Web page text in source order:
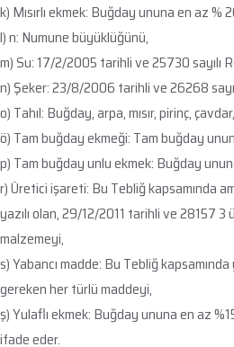
k) Mısırlı ekmek: Buğday ununa en az
l) n: Numune büyüklüğünü,
m) Su: 17/2/2005 tarihli ve 25730 sayılı
n) Şeker: 23/8/2006 tarihli ve 26268
o) Tahıl: Buğday, arpa, mısır, pirinç,
ö) Tam buğday ekmeği: Tam buğday
p) Tam buğday unlu ekmek: Buğday
r) Üretici işareti: Bu Tebliğ kapsamında
yazılı olan, 29/12/2011 tarihli ve 28157 3
malzemeyi,
s) Yabancı madde: Bu Tebliğ
gereken her türlü maddeyi,
ş) Yulaflı ekmek: Buğday ununa en az
ifade eder.